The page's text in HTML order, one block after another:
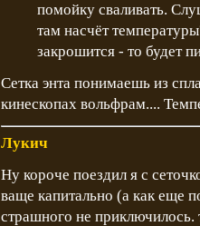
помойку сваливать.
там насчёт
закрошится - то будет
Сетка энта понимаешь из
кинескопах вольфрам....
Лукич
Ну короче поездил я с
ваще капитально (а как еще
страшного не приключилось.